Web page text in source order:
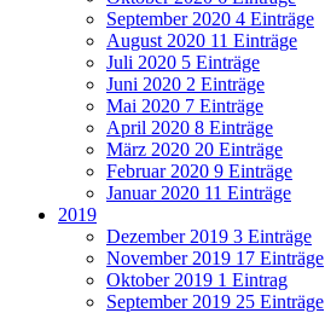
September 2020 4 Einträge
August 2020 11 Einträge
Juli 2020 5 Einträge
Juni 2020 2 Einträge
Mai 2020 7 Einträge
April 2020 8 Einträge
März 2020 20 Einträge
Februar 2020 9 Einträge
Januar 2020 11 Einträge
2019
Dezember 2019 3 Einträge
November 2019 17 Einträge
Oktober 2019 1 Eintrag
September 2019 25 Einträge